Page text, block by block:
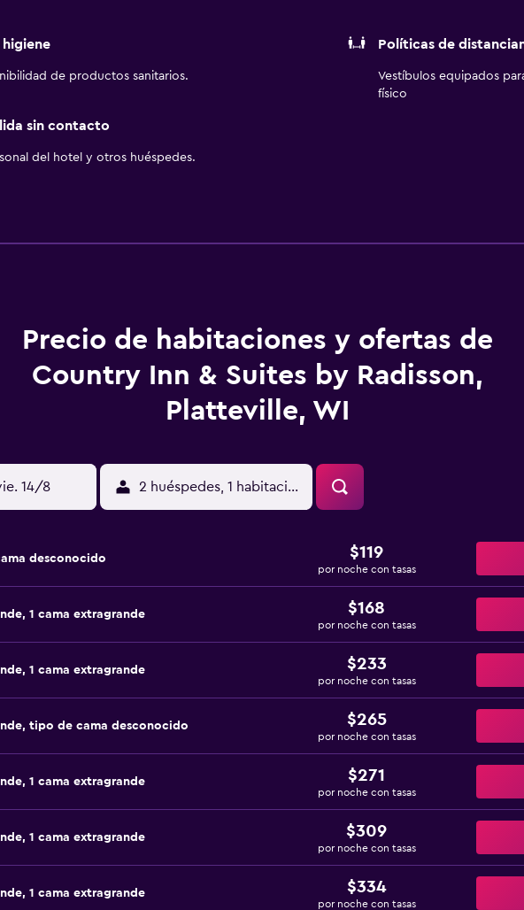
de productos sanitarios.
Políticas de
Vestíbulos equipados
físico
sin contacto
del hotel y otros huéspedes.
Precio de habitaciones y ofertas de
Country Inn & Suites by Radisson,
Platteville, WI
14/8 2 huéspedes, 1 habitación
desconocido $119
por noche con tasas
1 cama extragrande $168
por noche con tasas
1 cama extragrande $233
por noche con tasas
tipo de cama desconocido $265
por noche con tasas
1 cama extragrande $271
por noche con tasas
1 cama extragrande $309
por noche con tasas
1 cama extragrande $334
por noche con tasas